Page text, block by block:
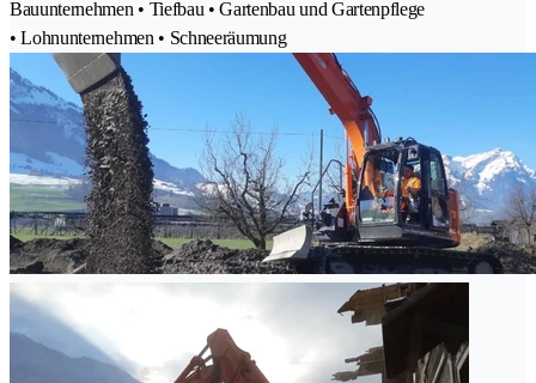
Bauunternehmen • Tiefbau • Gartenbau und Gartenpflege
• Lohnunternehmen • Schneeräumung